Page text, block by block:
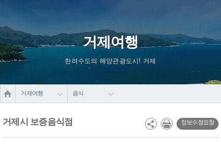
거제여행
한려수도의 해양관광도시! 거제
거제여행 음식
거제시 보증음식점 정보수정요청